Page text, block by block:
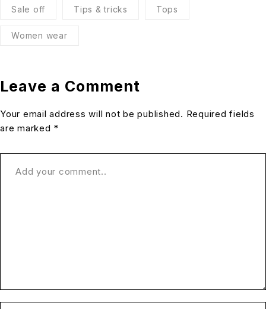
Sale off Tips & tricks Tops
Women wear
Leave a Comment
Your email address will not be published. Required fields
are marked *